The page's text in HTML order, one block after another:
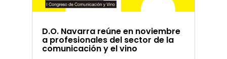
D.O. Navarra reúne en noviembre
a profesionales del sector de la
comunicación y el vino